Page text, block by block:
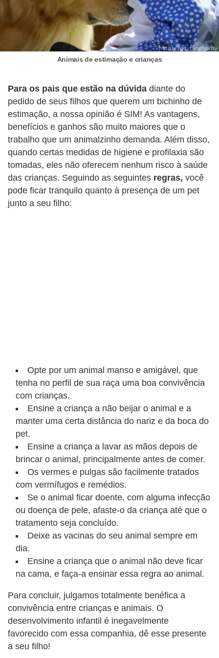
Animais de estimação e crianças
Para os pais que estão na dúvida diante do
pedido de seus filhos que querem um bichinho de
estimação, a nossa opinião é SIM! As vantagens,
benefícios e ganhos são muito maiores que o
trabalho que um animalzinho demanda. Além disso,
quando certas medidas de higiene e profilaxia são
tomadas, eles não oferecem nenhum risco à saúde
das crianças. Seguindo as seguintes regras, você
pode ficar tranquilo quanto à presença de um pet
junto a seu filho:
Opte por um animal manso e amigável, que
tenha no perfil de sua raça uma boa convivência
com crianças.
Ensine a criança a não beijar o animal e a
manter uma certa distância do nariz e da boca do
pet.
Ensine a criança a lavar as mãos depois de
brincar o animal, principalmente antes de comer.
Os vermes e pulgas são facilmente tratados
com vermífugos e remédios.
Se o animal ficar doente, com alguma infecção
ou doença de pele, afaste-o da criança até que o
tratamento seja concluído.
Deixe as vacinas do seu animal sempre em
dia.
Ensine a criança que o animal não deve ficar
na cama, e faça-a ensinar essa regra ao animal.
Para concluir, julgamos totalmente benéfica a
convivência entre crianças e animais. O
desenvolvimento infantil é inegavelmente
favorecido com essa companhia, dê esse presente
a seu filho!
n
i
m
s
d
e
e
s
t
i
m
a
e
x
ó
t
c
o
s
A
v
e
s
r
a
m
e
n